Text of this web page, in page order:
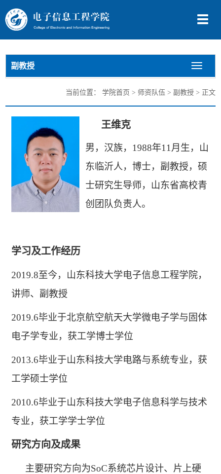
切
导
副教授
切
换
航
当前位置： 学院首页 > 师资队伍 > 副教授> 正文
王维克
男，汉族， 1988年11 月生，山
东临沂人，博士， 副教授，硕
士研究生导师，山东省高校青
创团队负责人。
学习及工作经历
2019.8至今，山东科技大学电子信息工程学院，
讲师、副教授
2019.6毕业于北京航空航天大学微电子学与固体
电子学专业，获工学博士学位
2013.6毕业于山东科技大学电路与系统专业，获
工学硕士学位
2010.6毕业于山东科技大学电子信息科学与技术
专业，获工学学士学位
研究方向及成果
主要研究方向为SoC系统芯片设计、片上硬